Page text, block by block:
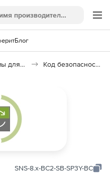
Блог
Программы для защиты информации Код безопасности: Secret Net Studio 8
SNS-8.x-BC2-SB-SP3Y-BC